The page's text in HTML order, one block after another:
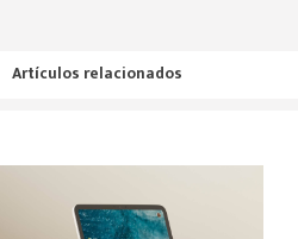
Artículos relacionados